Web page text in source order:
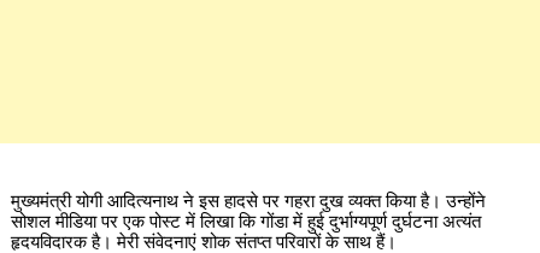
मुख्यमंत्री योगी आदित्यनाथ ने इस हादसे पर गहरा दुख व्यक्त किया है। उन्होंने
सोशल मीडिया पर एक पोस्ट में लिखा कि गोंडा में हुई दुर्भाग्यपूर्ण दुर्घटना अत्यंत
हृदयविदारक है। मेरी संवेदनाएं शोक संतप्त परिवारों के साथ हैं।